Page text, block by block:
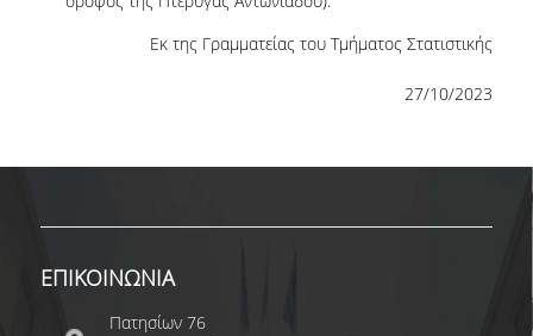
CALENDARS
ΠΛΗΡΟΦΟΡΙΑΣ
ΑΝΘΡΩΠΙΝΟ ΔΥΝΑΜΙΚΟ
Εκ της Γραμματείας του Τμήματος Στατιστικής
27/10/2023
ΕΠΙΚΟΙΝΩΝΙΑ
Πατησίων 76